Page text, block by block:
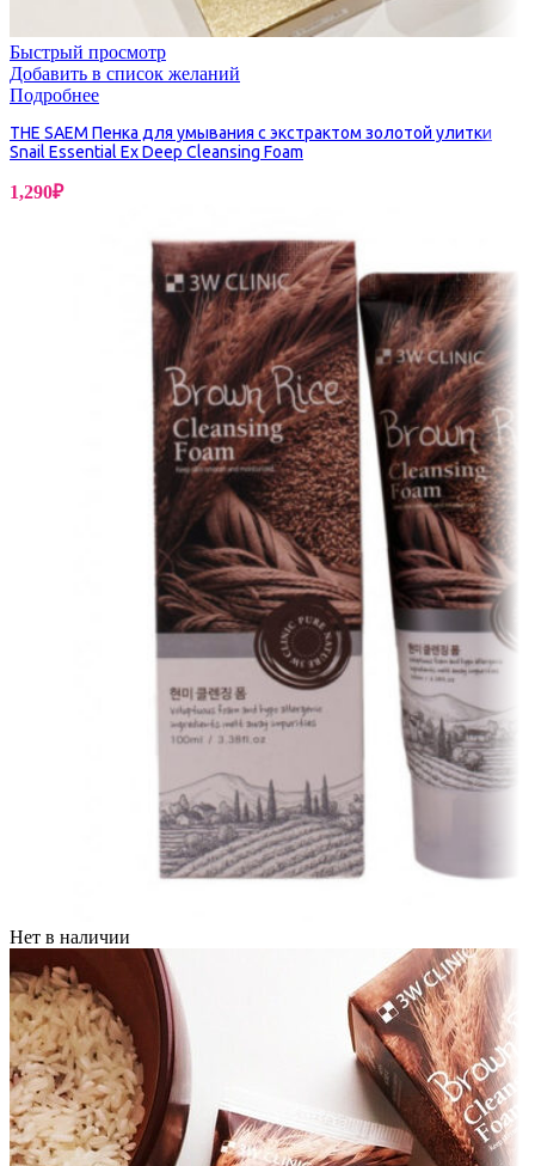
Быстрый просмотр
Добавить в список желаний
Подробнее
THE SAEM Пенка для умывания с экстрактом золотой улитки
Snail Essential Ex Deep Cleansing Foam
1,290₽
Нет в наличии